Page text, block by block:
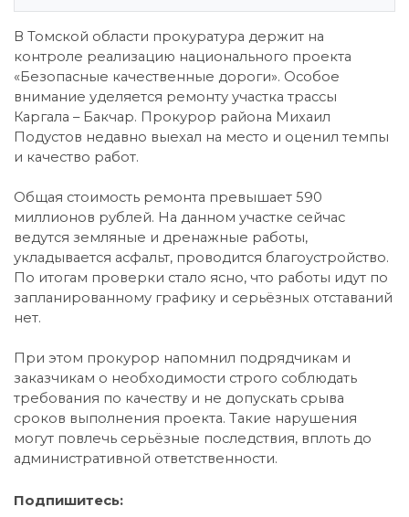
В Томской области прокуратура держит на
контроле реализацию национального проекта
«Безопасные качественные дороги». Особое
внимание уделяется ремонту участка трассы
Каргала – Бакчар. Прокурор района Михаил
Подустов недавно выехал на место и оценил темпы
и качество работ.
Общая стоимость ремонта превышает 590
миллионов рублей. На данном участке сейчас
ведутся земляные и дренажные работы,
укладывается асфальт, проводится благоустройство.
По итогам проверки стало ясно, что работы идут по
запланированному графику и серьёзных отставаний
нет.
При этом прокурор напомнил подрядчикам и
заказчикам о необходимости строго соблюдать
требования по качеству и не допускать срыва
сроков выполнения проекта. Такие нарушения
могут повлечь серьёзные последствия, вплоть до
административной ответственности.
Подпишитесь: